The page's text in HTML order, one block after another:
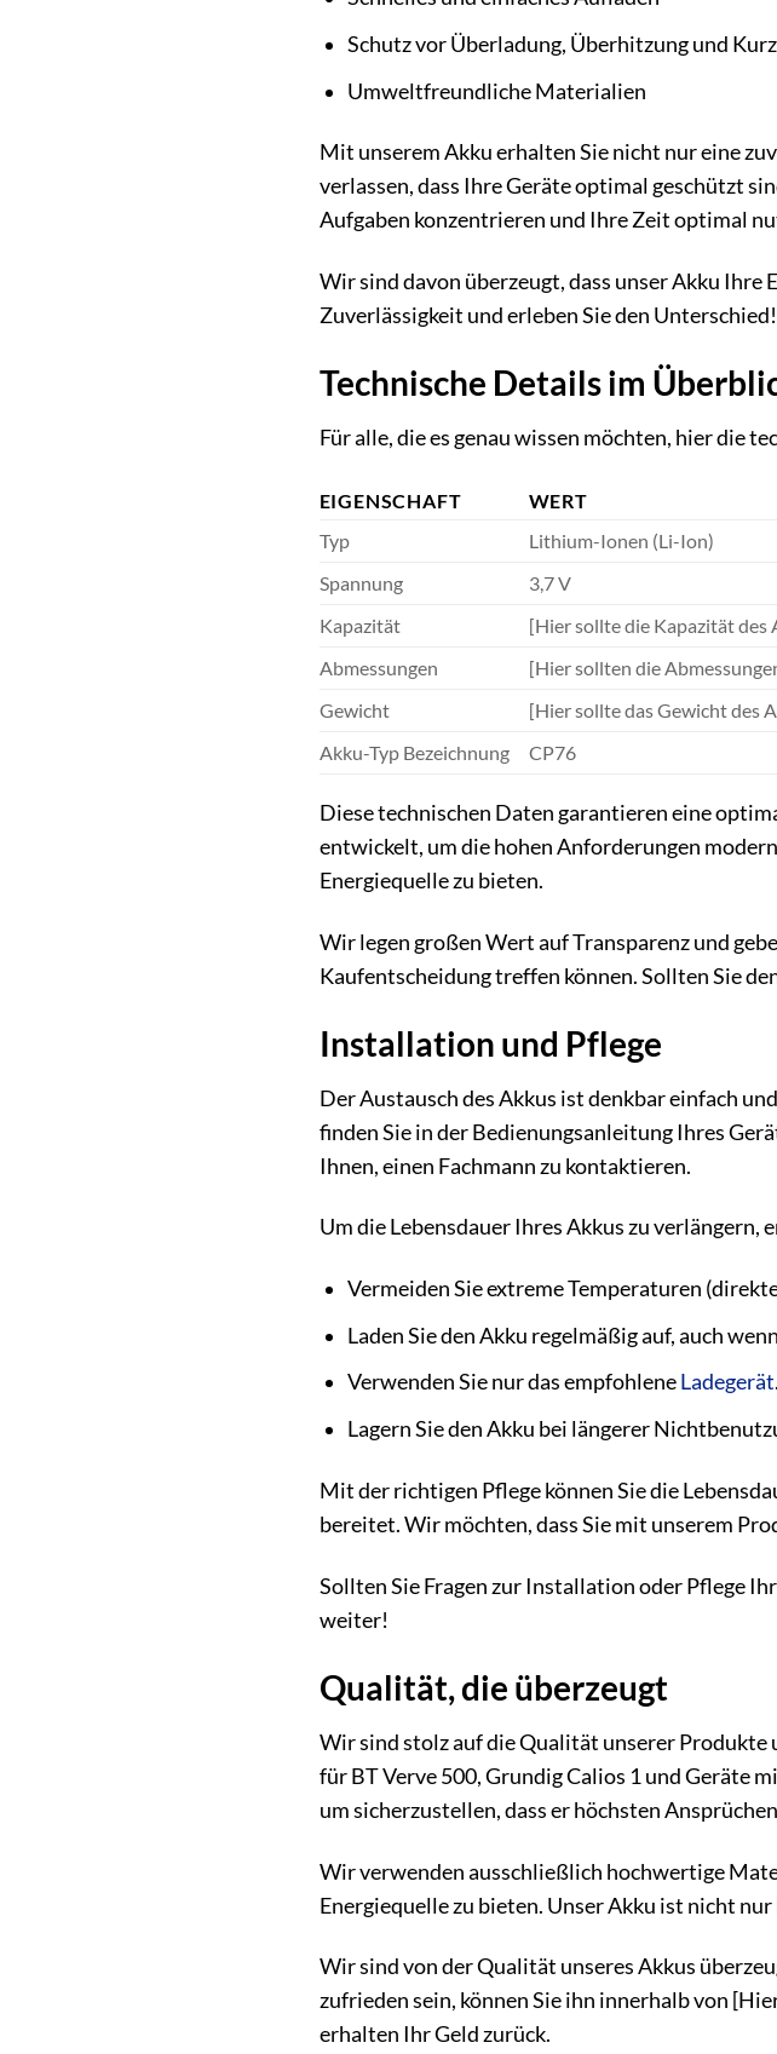
Schutz vor Überladung, Überhitzung und
Umweltfreundliche Materialien
Mit unserem Akku erhalten Sie nicht nur eine
verlassen, dass Ihre Geräte optimal geschützt
Aufgaben konzentrieren und Ihre Zeit optimal
Wir sind davon überzeugt, dass unser Akku
Zuverlässigkeit und erleben Sie den Unterschied!
Technische Details im
Für alle, die es genau wissen möchten, hier die
EIGENSCHAFT
WERT
Typ
Lithium-Ionen (Li-Ion)
Spannung
3,7 V
Kapazität
[Hier sollte die Kapazität des
Abmessungen
[Hier sollten die
Gewicht
[Hier sollte das Gewicht des
Akku-Typ Bezeichnung
CP76
Diese technischen Daten garantieren eine
entwickelt, um die hohen Anforderungen
Energiequelle zu bieten.
Wir legen großen Wert auf Transparenz und
Kaufentscheidung treffen können. Sollten Sie
Installation und Pflege
Der Austausch des Akkus ist denkbar einfach
finden Sie in der Bedienungsanleitung Ihres
Ihnen, einen Fachmann zu kontaktieren.
Um die Lebensdauer Ihres Akkus zu
Vermeiden Sie extreme Temperaturen
Laden Sie den Akku regelmäßig auf, auch
Verwenden Sie nur das empfohleneLadegerät.
Lagern Sie den Akku bei längerer
Mit der richtigen Pflege können Sie die
bereitet. Wir möchten, dass Sie mit unserem
Sollten Sie Fragen zur Installation oder Pflege
weiter!
Qualität, die überzeugt
Wir sind stolz auf die Qualität unserer Produkte
für BT Verve 500, Grundig Calios 1 und Geräte
um sicherzustellen, dass er höchsten
Wir verwenden ausschließlich hochwertige
Energiequelle zu bieten. Unser Akku ist nicht
Wir sind von der Qualität unseres Akkus
zufrieden sein, können Sie ihn innerhalb von
erhalten Ihr Geld zurück.